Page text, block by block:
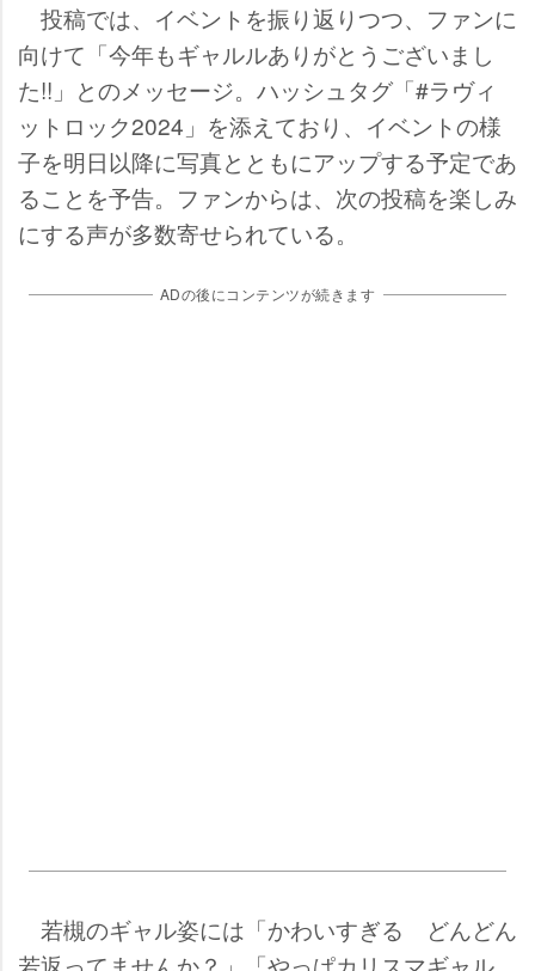
投稿では、イベントを振り返りつつ、ファンに
向けて「今年もギャルルありがとうございまし
た!!」とのメッセージ。ハッシュタグ「#ラヴィ
ットロック2024」を添えており、イベントの様
子を明日以降に写真とともにアップする予定であ
ることを予告。ファンからは、次の投稿を楽しみ
にする声が多数寄せられている。
ADの後にコンテンツが続きます
若槻のギャル姿には「かわいすぎる どんどん
若返ってませんか？」「やっぱカリスマギャル